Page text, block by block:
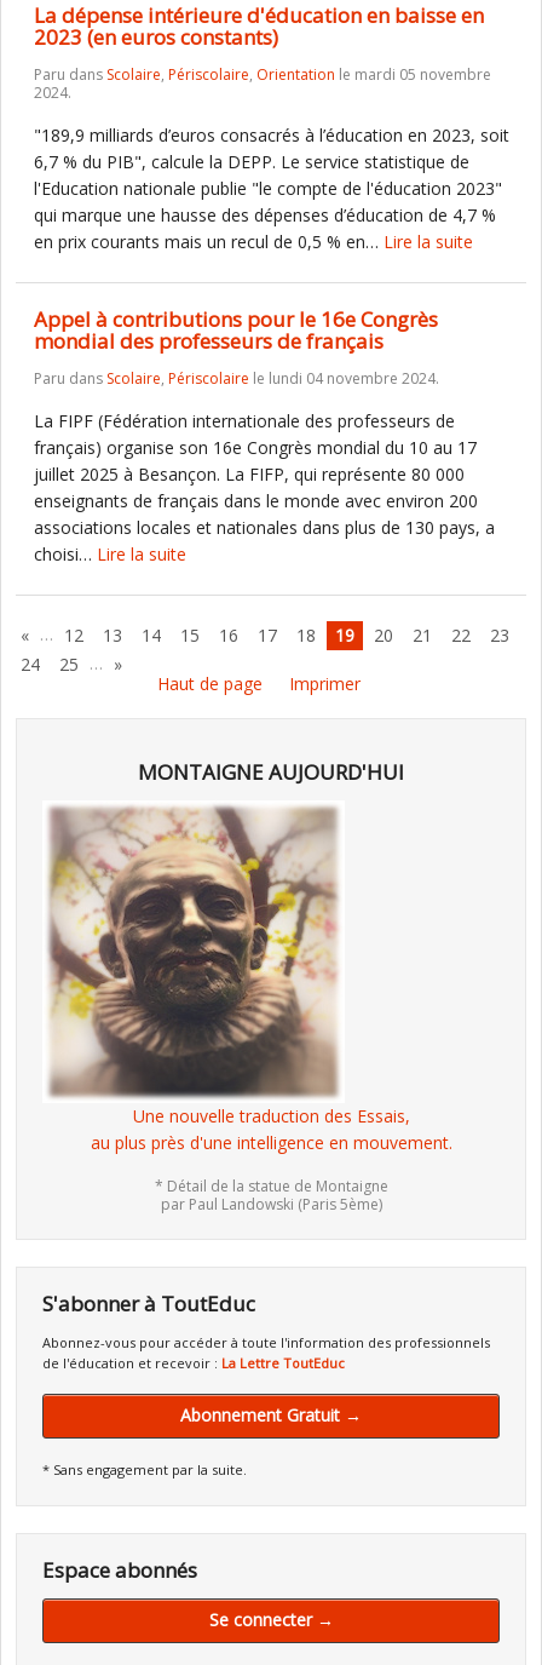
La dépense intérieure d'éducation en baisse en
2023 (en euros constants)
Paru dans Scolaire, Périscolaire, Orientation le mardi 05 novembre
2024.
"189,9 milliards d’euros consacrés à l’éducation en 2023, soit
6,7 % du PIB", calcule la DEPP. Le service statistique de
l'Education nationale publie "le compte de l'éducation 2023"
qui marque une hausse des dépenses d’éducation de 4,7 %
en prix courants mais un recul de 0,5 % en… Lire la suite
Appel à contributions pour le 16e Congrès
mondial des professeurs de français
Paru dans Scolaire, Périscolaire le lundi 04 novembre 2024.
La FIPF (Fédération internationale des professeurs de
français) organise son 16e Congrès mondial du 10 au 17
juillet 2025 à Besançon. La FIFP, qui représente 80 000
enseignants de français dans le monde avec environ 200
associations locales et nationales dans plus de 130 pays, a
choisi… Lire la suite
« … 12 13 14 15 16 17 18 19 20 21 22
23
24
25 … »
Haut de page
Imprimer
MONTAIGNE AUJOURD'HUI
Une nouvelle traduction des Essais,
au plus près d'une intelligence en mouvement.
* Détail de la statue de Montaigne
par Paul Landowski (Paris 5ème)
S'abonner à ToutEduc
Abonnez-vous pour accéder à toute l'information des professionnels
de l'éducation et recevoir : La Lettre ToutEduc
Abonnement Gratuit →
* Sans engagement par la suite.
Espace abonnés
Se connecter →